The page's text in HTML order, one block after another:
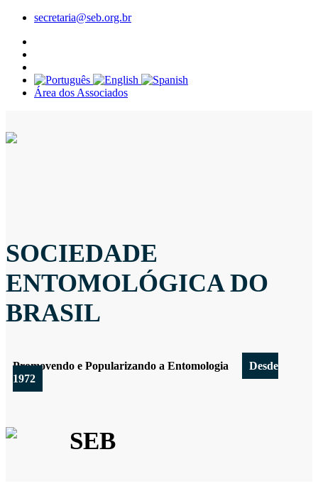
secretaria@seb.org.br
Área dos Associados
SOCIEDADE
ENTOMOLÓGICA DO
BRASIL
Promovendo e Popularizando a Entomologia
Desde
1972
SEB